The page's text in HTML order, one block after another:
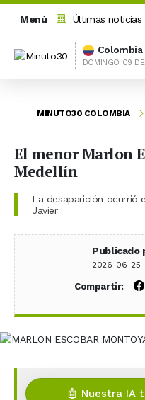
Menú
Últimas noticias
Colombia
DOMINGO 09
MINUTO30 COLOMBIA
El menor Marlon
Medellín
La desaparición ocurrió
Javier
Publicado
2026-06-25 |
Compartir:
🤖 Nuestra IA